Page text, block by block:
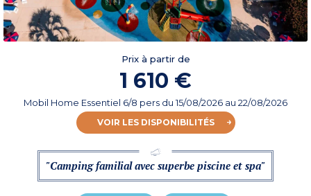
Prix à partir de
1 610 €
Mobil Home Essentiel 6/8 pers du15/08/2026 au 22/08/2026
VOIR LES DISPONIBILITÉS
"Camping familial avec superbe piscine et spa"